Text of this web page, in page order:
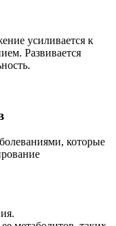
усиливается к
Развивается
которые